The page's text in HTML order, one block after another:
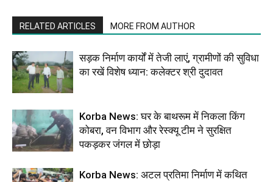
RELATED ARTICLES MORE FROM AUTHOR
सड़क निर्माण कार्यों में तेजी लाएं, ग्रामीणों की सुविधा
का रखें विशेष ध्यान: कलेक्टर श्री दुदावत
Korba News: घर के बाथरूम में निकला किंग
कोबरा, वन विभाग और रेस्क्यू टीम ने सुरक्षित
पकड़कर जंगल में छोड़ा
Korba News: अटल प्रतिमा निर्माण में कथित